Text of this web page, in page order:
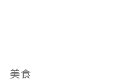
美食